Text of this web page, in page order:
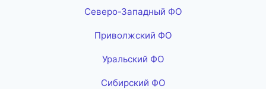
Северо-Западный ФО
Приволжский ФО
Уральский ФО
Сибирский ФО